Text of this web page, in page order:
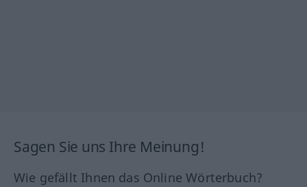
Sagen Sie uns Ihre Meinung!
Wie gefällt Ihnen das Online Wörterbuch?